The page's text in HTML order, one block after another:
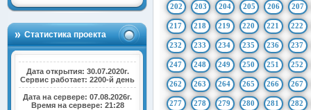
Статистика проекта
Дата открытия: 30.07.2020г.
Сервис работает: 2200-й день
Дата на сервере: 07.08.2026г.
Время на сервере: 21:28
202 203 204 205 206 207
217 218 219 220 221 222
232 233 234 235 236 237
247 248 249 250 251 252
262 263 264 265 266 267
277 278 279 280 281 282